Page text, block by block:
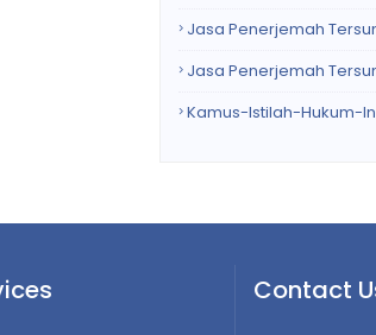
Jasa Penerjemah
Jasa Penerjemah
Kamus-Istilah-Hukum-
Contact